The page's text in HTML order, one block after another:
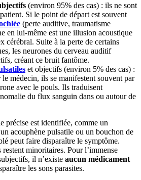
(environ 95% des cas) : ils ne sont
Si le point de départ est souvent
(perte auditive, traumatisme
en lui-même est une illusion acoustique
cérébral. Suite à la perte de certains
les neurones du cerveau auditif
créant ce bruit fantôme.
et objectifs (environ 5% des cas) :
médecin, ils se manifestent souvent par
avec le pouls. Ils traduisent
du flux sanguin dans ou autour de
précise est identifiée, comme un
acouphène pulsatile ou un bouchon de
peut faire disparaître le symptôme.
restent minoritaires. Pour l’immense
il n’existe aucun médicament
les sons parasites.